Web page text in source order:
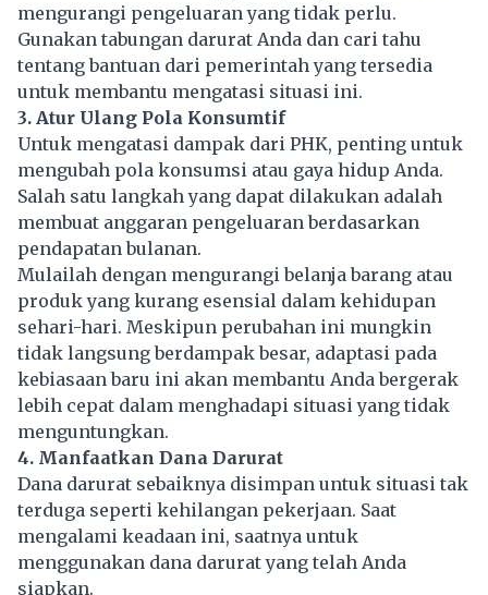
mengurangi pengeluaran yang tidak perlu.
Gunakan tabungan darurat Anda dan cari tahu
tentang bantuan dari pemerintah yang tersedia
untuk membantu mengatasi situasi ini.
3. Atur Ulang Pola Konsumtif
Untuk mengatasi dampak dari PHK, penting untuk
mengubah pola konsumsi atau gaya hidup Anda.
Salah satu langkah yang dapat dilakukan adalah
membuat anggaran pengeluaran berdasarkan
pendapatan bulanan.
Mulailah dengan mengurangi belanja barang atau
produk yang kurang esensial dalam kehidupan
sehari-hari. Meskipun perubahan ini mungkin
tidak langsung berdampak besar, adaptasi pada
kebiasaan baru ini akan membantu Anda bergerak
lebih cepat dalam menghadapi situasi yang tidak
menguntungkan.
4. Manfaatkan Dana Darurat
Dana darurat sebaiknya disimpan untuk situasi tak
terduga seperti kehilangan pekerjaan. Saat
mengalami keadaan ini, saatnya untuk
menggunakan dana darurat yang telah Anda
siapkan.